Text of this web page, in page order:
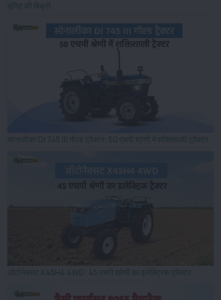
यूनिट की बिक्री
सोनालीका DI 745 III गोल्ड ट्रैक्टर: 50 एचपी श्रेणी में शक्तिशाली ट्रैक्टर
ऑटोनेक्सट X45H4 4WD: 45 एचपी श्रेणी का इलेक्ट्रिक ट्रैक्टर